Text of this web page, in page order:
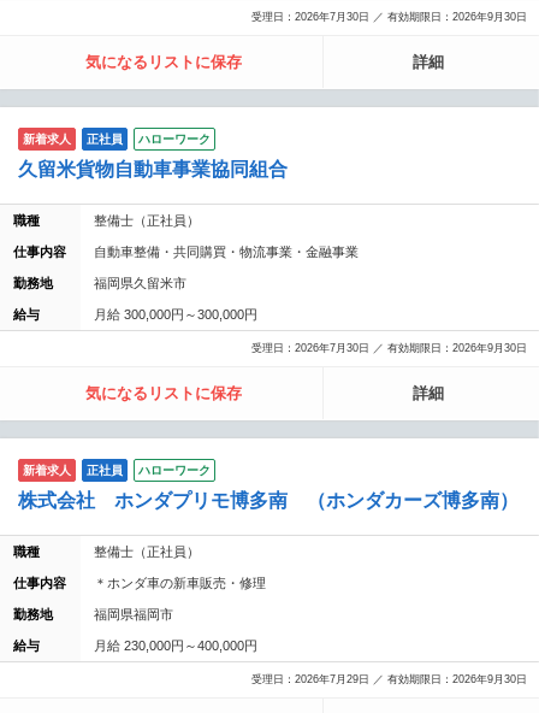
受理日：2026年7月30日 ／ 有効期限日：2026年9月30日
気になるリストに保存 詳細
新着求人 正社員 ハローワーク
久留米貨物自動車事業協同組合
職種 整備士（正社員）
仕事内容 自動車整備・共同購買・物流事業・金融事業
勤務地 福岡県久留米市
給与 月給 300,000円～300,000円
受理日：2026年7月30日 ／ 有効期限日：2026年9月30日
気になるリストに保存 詳細
新着求人 正社員 ハローワーク
株式会社 ホンダプリモ博多南 （ホンダカーズ博多南）
職種 整備士（正社員）
仕事内容 ＊ホンダ車の新車販売・修理
勤務地 福岡県福岡市
給与 月給 230,000円～400,000円
受理日：2026年7月29日 ／ 有効期限日：2026年9月30日